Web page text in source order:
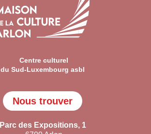
Centre culturel
du Sud-Luxembourg asbl
Nous trouver
Parc des Expositions, 1